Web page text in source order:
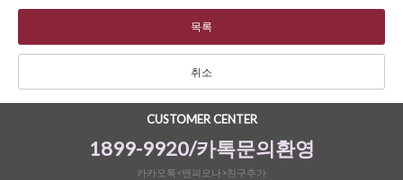
가디건/니트
와이드팬츠
한정세일
목록
취소
CUSTOMER CENTER
1899-9920/카톡문의환영
카카오톡<앤피오나>친구추가